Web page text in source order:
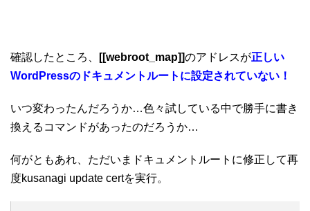
確認したところ、 [[webroot_map]]のアドレスが正しい
WordPressのドキュメントルートに設定されていない！
いつ変わったんだろうか…色々試している中で勝手に書き
換えるコマンドがあったのだろうか…
何がともあれ、ただいまドキュメントルートに修正して再
度kusanagi update certを実行。